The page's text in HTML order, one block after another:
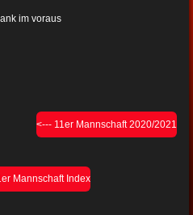
im voraus
<--- 11er Mannschaft 2020/2021
Mannschaft Index